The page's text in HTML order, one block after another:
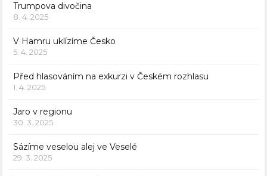
Trumpova divočina
8. 4. 2025
V Hamru uklízíme Česko
5. 4. 2025
Před hlasováním na exkurzi v Českém rozhlasu
1. 4. 2025
Jaro v regionu
30. 3. 2025
Sázíme veselou alej ve Veselé
29. 3. 2025